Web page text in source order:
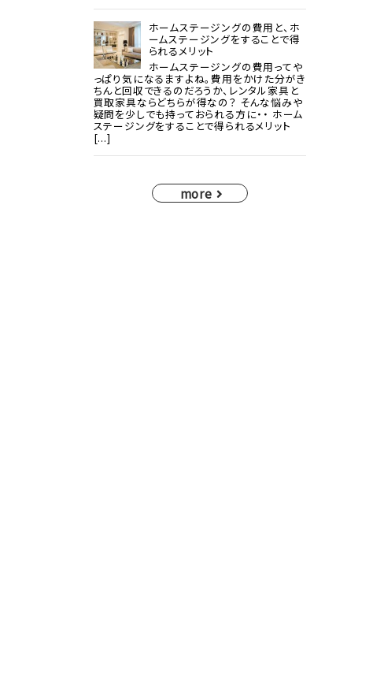
ホームステージングの費用と、ホ
ームステージングをすることで得
られるメリット
ホームステージングの費用ってや
っぱり気になるますよね。費用をかけた分がき
ちんと回収できるのだろうか、レンタル家具と
買取家具ならどちらが得なの？ そんな悩みや
疑問を少しでも持っておられる方に・・ ホーム
ステージングをすることで得られるメリット
[...]
more